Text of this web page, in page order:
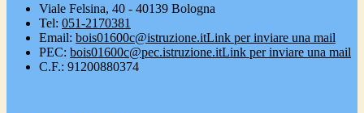
Viale Felsina, 40 - 40139 Bologna
Tel: 051-2170381
Email: bois01600c@istruzione.itLink per inviare una mail
PEC: bois01600c@pec.istruzione.itLink per inviare una mail
C.F.: 91200880374